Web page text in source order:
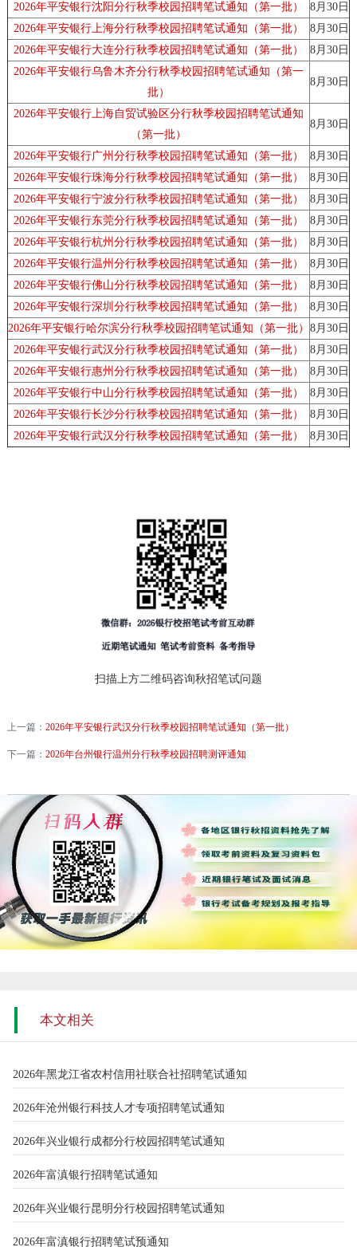
2026年平安银行沈阳分行秋季校园招聘笔试通知（第一批）
8月30日
2026年平安银行上海分行秋季校园招聘笔试通知（第一批）
8月30日
2026年平安银行大连分行秋季校园招聘笔试通知（第一批）
8月30日
2026年平安银行乌鲁木齐分行秋季校园招聘笔试通知（第一
批）
8月30日
2026年平安银行上海自贸试验区分行秋季校园招聘笔试通知
（第一批）
8月30日
2026年平安银行广州分行秋季校园招聘笔试通知（第一批）
8月30日
2026年平安银行珠海分行秋季校园招聘笔试通知（第一批）
8月30日
2026年平安银行宁波分行秋季校园招聘笔试通知（第一批）
8月30日
2026年平安银行东莞分行秋季校园招聘笔试通知（第一批）
8月30日
2026年平安银行杭州分行秋季校园招聘笔试通知（第一批）
8月30日
2026年平安银行温州分行秋季校园招聘笔试通知（第一批）
8月30日
2026年平安银行佛山分行秋季校园招聘笔试通知（第一批）
8月30日
2026年平安银行深圳分行秋季校园招聘笔试通知（第一批）
8月30日
2026年平安银行哈尔滨分行秋季校园招聘笔试通知（第一批） 8月30日
2026年平安银行武汉分行秋季校园招聘笔试通知（第一批）
8月30日
2026年平安银行惠州分行秋季校园招聘笔试通知（第一批）
8月30日
2026年平安银行中山分行秋季校园招聘笔试通知（第一批）
8月30日
2026年平安银行长沙分行秋季校园招聘笔试通知（第一批）
8月30日
2026年平安银行武汉分行秋季校园招聘笔试通知（第一批）
8月30日
扫描上方二维码咨询秋招笔试问题
上一篇： 2026年平安银行武汉分行秋季校园招聘笔试通知（第一批）
下一篇： 2026年台州银行温州分行秋季校园招聘测评通知
本文相关
2026年黑龙江省农村信用社联合社招聘笔试通知
2026年沧州银行科技人才专项招聘笔试通知
2026年兴业银行成都分行校园招聘笔试通知
2026年富滇银行招聘笔试通知
2026年兴业银行昆明分行校园招聘笔试通知
2026年富滇银行招聘笔试预通知